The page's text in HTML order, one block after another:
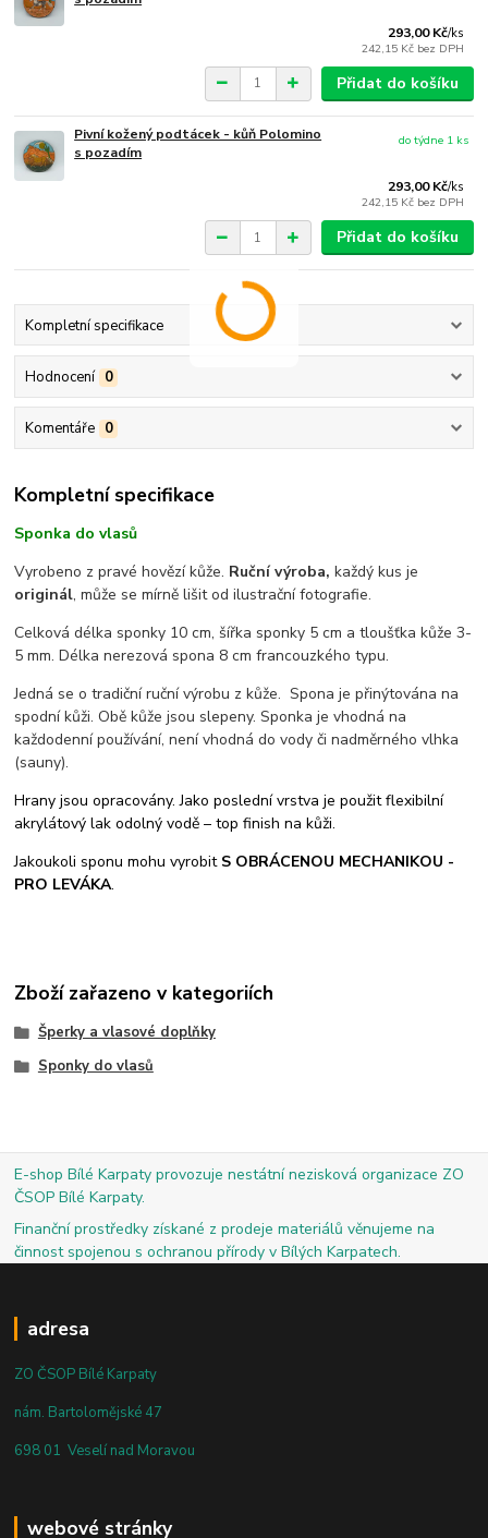
293,00 Kč/ks
242,15 Kč bez DPH
Přidat do košíku
Pivní kožený podtácek - kůň Polomino
s pozadím
293,00 Kč/ks
242,15 Kč bez DPH
do týdne 1 ks
Přidat do košíku
Kompletní specifikace
Hodnocení 0
Komentáře 0
Kompletní specifikace
Sponka do vlasů
Vyrobeno z pravé hovězí kůže. Ruční výroba, každý kus je
originál, může se mírně lišit od ilustrační fotografie.
Celková délka sponky 10 cm, šířka sponky 5 cm a tloušťka kůže 3-
5 mm. Délka nerezová spona 8 cm francouzkého typu.
Jedná se o tradiční ruční výrobu z kůže. Spona je přinýtována na
spodní kůži. Obě kůže jsou slepeny. Sponka je vhodná na
každodenní používání, není vhodná do vody či nadměrného vlhka
(sauny).
Hrany jsou opracovány. Jako poslední vrstva je použit flexibilní
akrylátový lak odolný vodě – top finish na kůži.
Jakoukoli sponu mohu vyrobit S OBRÁCENOU MECHANIKOU -
PRO LEVÁKA.
Zboží zařazeno v kategoriích
Šperky a vlasové doplňky
Sponky do vlasů
E-shop Bílé Karpaty provozuje nestátní nezisková organizace ZO
ČSOP Bílé Karpaty.
Finanční prostředky získané z prodeje materiálů věnujeme na
činnost spojenou s ochranou přírody v Bílých Karpatech.
adresa
ZO ČSOP Bílé Karpaty
nám. Bartolomějské 47
698 01 Veselí nad Moravou
webové stránky